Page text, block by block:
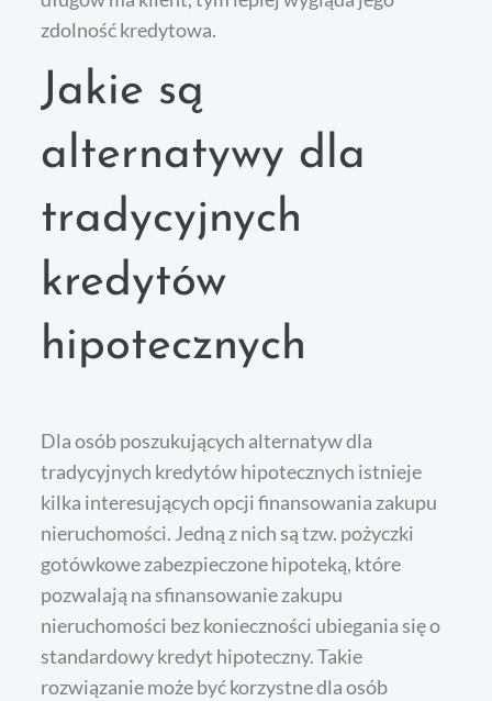
zdolność kredytowa.
Jakie są
alternatywy dla
tradycyjnych
kredytów
hipotecznych
Dla osób poszukujących alternatyw dla
tradycyjnych kredytów hipotecznych istnieje
kilka interesujących opcji finansowania zakupu
nieruchomości. Jedną z nich są tzw. pożyczki
gotówkowe zabezpieczone hipoteką, które
pozwalają na sfinansowanie zakupu
nieruchomości bez konieczności ubiegania się o
standardowy kredyt hipoteczny. Takie
rozwiązanie może być korzystne dla osób